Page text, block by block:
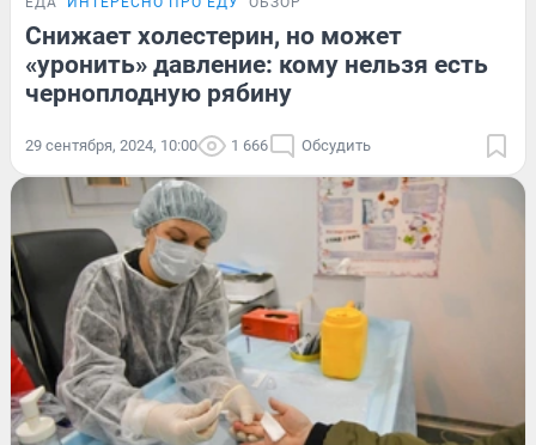
Снижает холестерин, но может
«уронить» давление: кому нельзя есть
черноплодную рябину
29 сентября, 2024, 10:00 1 666 Обсудить